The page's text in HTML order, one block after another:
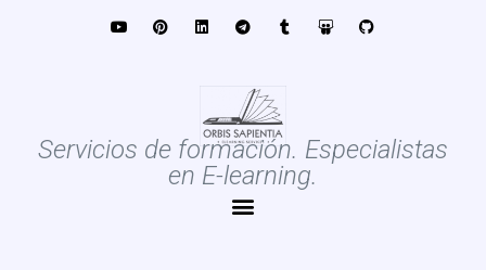
Servicios de formación. Especialistas
en E-learning.